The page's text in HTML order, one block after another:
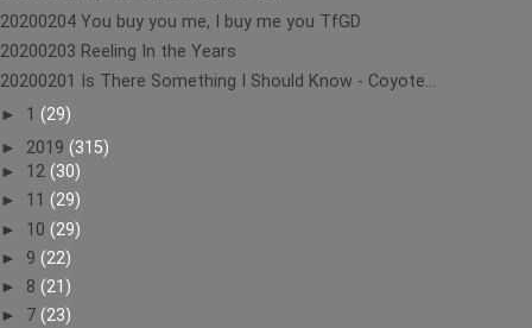
20200204 You buy you me, I buy me you TfGD
20200203 Reeling In the Years
20200201 Is There Something I Should Know - Coyote...
► 1 (29)
► 2019 (315)
► 12 (30)
► 11 (29)
► 10 (29)
► 9 (22)
► 8 (21)
► 7 (23)